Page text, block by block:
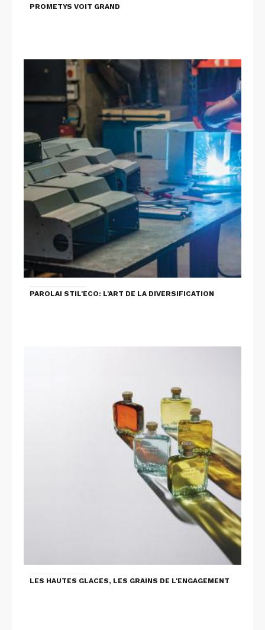
PROMETYS VOIT GRAND
PAROLAI STIL'ECO: L'ART DE LA DIVERSIFICATION
LES HAUTES GLACES, LES GRAINS DE L'ENGAGEMENT